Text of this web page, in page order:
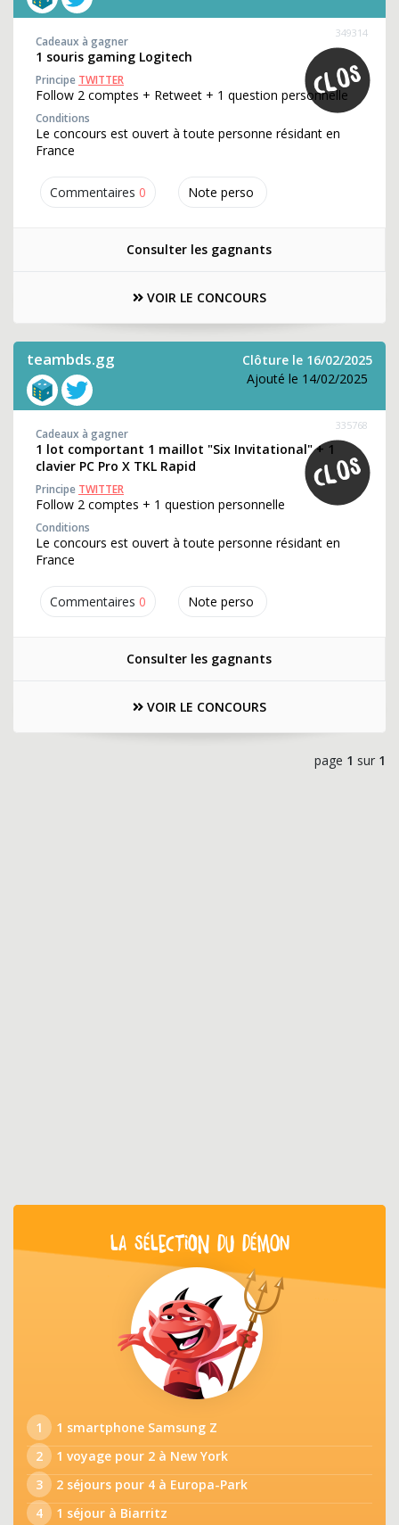
Commentaires 0 Note perso
349314
Cadeaux à gagner
1 souris gaming Logitech
Principe TWITTER
Follow 2 comptes + Retweet + 1 question personnelle
Conditions
Le concours est ouvert à toute personne résidant en
France
Consulter les gagnants
VOIR LE CONCOURS
teambds.gg
Clôture le 16/02/2025
Ajouté le 14/02/2025
Commentaires 0 Note perso
335768
Cadeaux à gagner
1 lot comportant 1 maillot "Six Invitational" + 1
clavier PC Pro X TKL Rapid
Principe TWITTER
Follow 2 comptes + 1 question personnelle
Conditions
Le concours est ouvert à toute personne résidant en
France
Consulter les gagnants
VOIR LE CONCOURS
page 1 sur 1
LA SÉLECTION DU DÉMON
1
1 smartphone Samsung Z
2
1 voyage pour 2 à New York
3
2 séjours pour 4 à Europa-Park
4
1 séjour à Biarritz